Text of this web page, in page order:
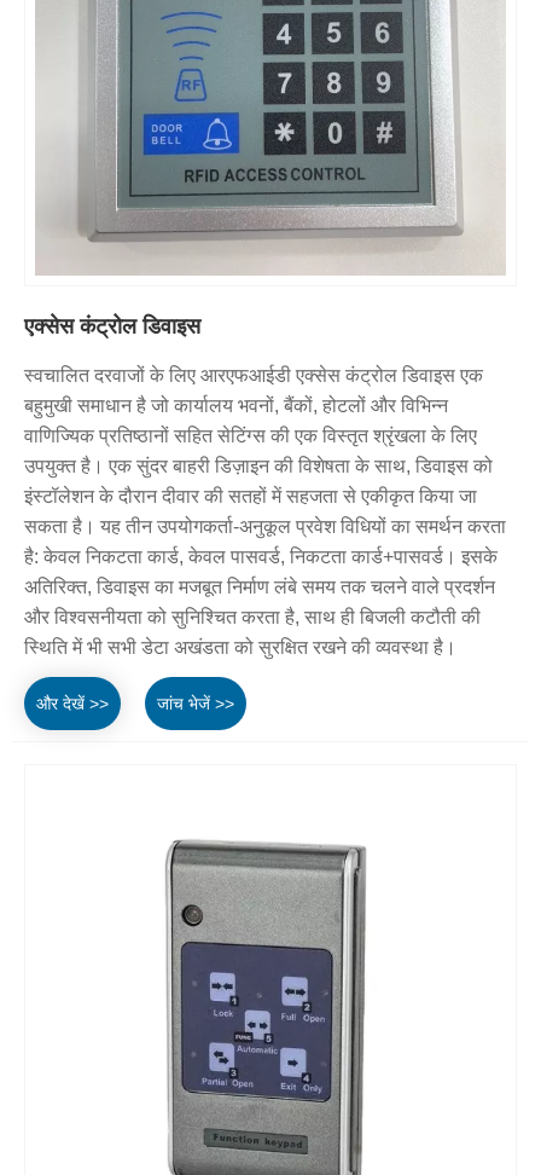
एक्सेस कंट्रोल डिवाइस
स्वचालित दरवाजों के लिए आरएफआईडी एक्सेस कंट्रोल डिवाइस एक
बहुमुखी समाधान है जो कार्यालय भवनों, बैंकों, होटलों और विभिन्न
वाणिज्यिक प्रतिष्ठानों सहित सेटिंग्स की एक विस्तृत श्रृंखला के लिए
उपयुक्त है। एक सुंदर बाहरी डिज़ाइन की विशेषता के साथ, डिवाइस को
इंस्टॉलेशन के दौरान दीवार की सतहों में सहजता से एकीकृत किया जा
सकता है। यह तीन उपयोगकर्ता-अनुकूल प्रवेश विधियों का समर्थन करता
है: केवल निकटता कार्ड, केवल पासवर्ड, निकटता कार्ड+पासवर्ड। इसके
अतिरिक्त, डिवाइस का मजबूत निर्माण लंबे समय तक चलने वाले प्रदर्शन
और विश्वसनीयता को सुनिश्चित करता है, साथ ही बिजली कटौती की
स्थिति में भी सभी डेटा अखंडता को सुरक्षित रखने की व्यवस्था है।
और देखें >> जांच भेजें >>